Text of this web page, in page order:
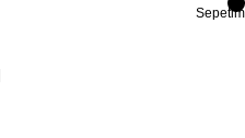
Sepetim